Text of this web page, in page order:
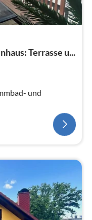
Terrasse u...
und